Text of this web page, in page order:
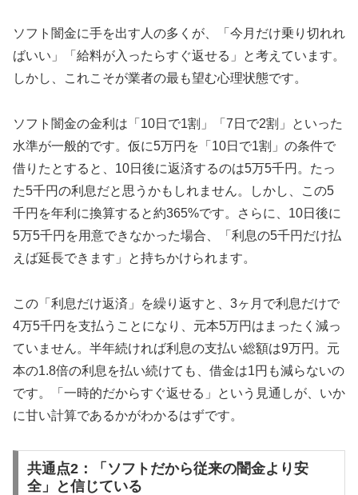
ソフト闇金に手を出す人の多くが、「今月だけ乗り切れれ
ばいい」「給料が入ったらすぐ返せる」と考えています。
しかし、これこそが業者の最も望む心理状態です。
ソフト闇金の金利は「10日で1割」「7日で2割」といった
水準が一般的です。仮に5万円を「10日で1割」の条件で
借りたとすると、10日後に返済するのは5万5千円。たっ
た5千円の利息だと思うかもしれません。しかし、この5
千円を年利に換算すると約365%です。さらに、10日後に
5万5千円を用意できなかった場合、「利息の5千円だけ払
えば延長できます」と持ちかけられます。
この「利息だけ返済」を繰り返すと、3ヶ月で利息だけで
4万5千円を支払うことになり、元本5万円はまったく減っ
ていません。半年続ければ利息の支払い総額は9万円。元
本の1.8倍の利息を払い続けても、借金は1円も減らないの
です。「一時的だからすぐ返せる」という見通しが、いか
に甘い計算であるかがわかるはずです。
共通点2：「ソフトだから従来の闇金より安
全」と信じている